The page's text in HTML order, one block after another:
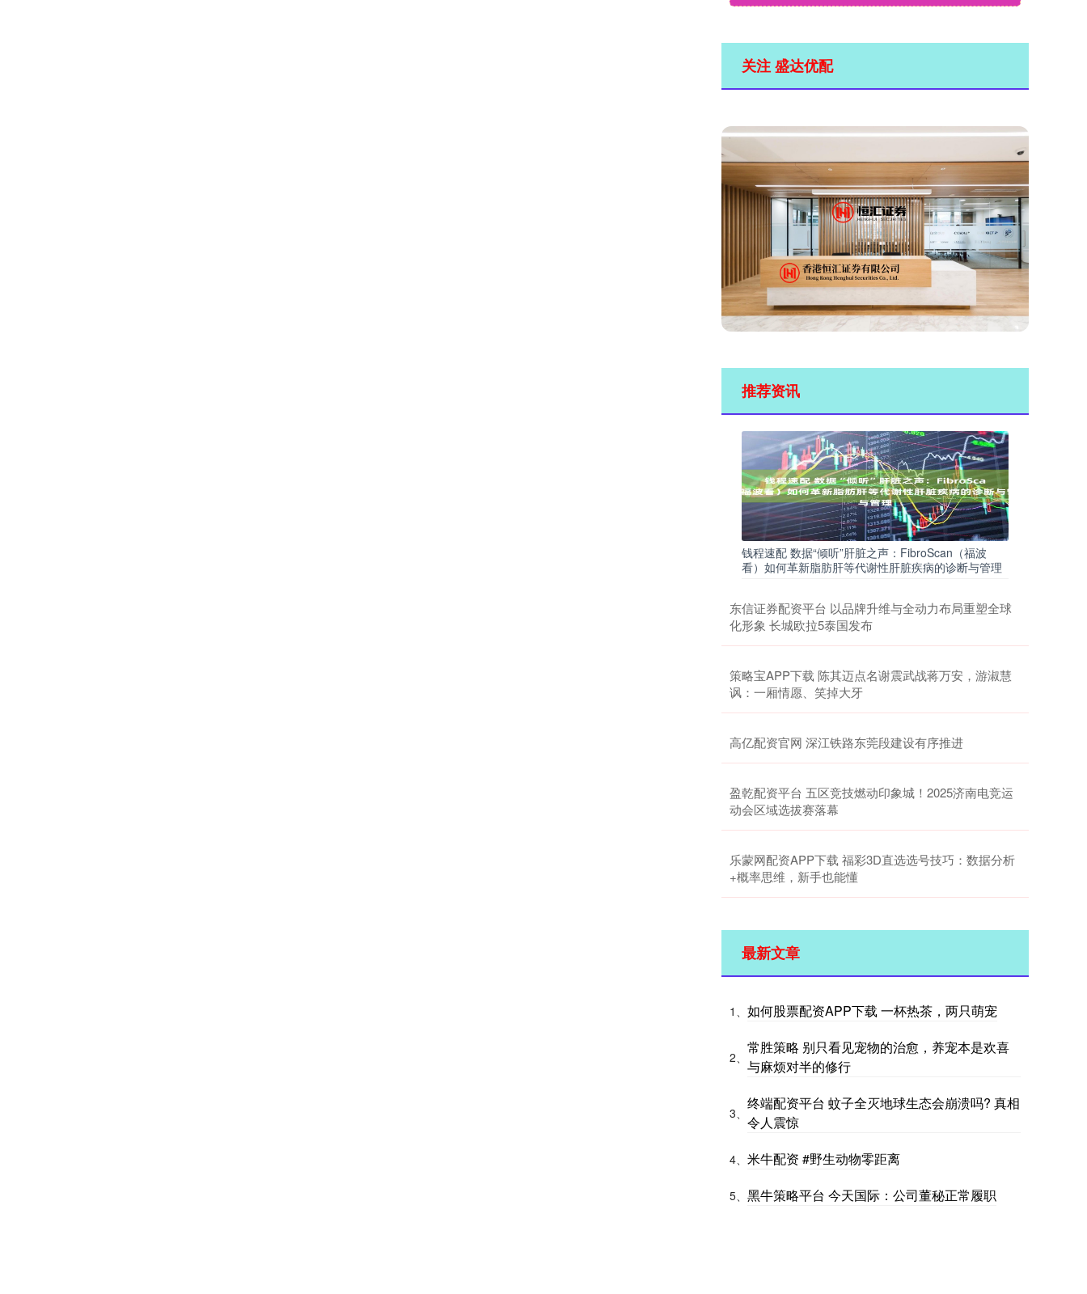
关注 盛达优配
推荐资讯
钱程速配 数据“倾听”肝脏之声：FibroScan（福波
看）如何革新脂肪肝等代谢性肝脏疾病的诊断与管理
东信证券配资平台 以品牌升维与全动力布局重塑全球
化形象 长城欧拉5泰国发布
策略宝APP下载 陈其迈点名谢震武战蒋万安，游淑慧
讽：一厢情愿、笑掉大牙
高亿配资官网 深江铁路东莞段建设有序推进
盈乾配资平台 五区竞技燃动印象城！2025济南电竞运
动会区域选拔赛落幕
乐蒙网配资APP下载 福彩3D直选选号技巧：数据分析
+概率思维，新手也能懂
最新文章
1、 如何股票配资APP下载 一杯热茶，两只萌宠
2、
常胜策略 别只看见宠物的治愈，养宠本是欢喜
与麻烦对半的修行
3、
终端配资平台 蚊子全灭地球生态会崩溃吗? 真相
令人震惊
4、 米牛配资 #野生动物零距离
5、 黑牛策略平台 今天国际：公司董秘正常履职